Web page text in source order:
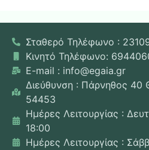
Σταθερό Τηλέφωνο :
Κινητό Τηλέφωνο:
E-mail : info@egaia.gr
Διεύθυνση : Πάρνηθος 40
54453
Ημέρες Λειτουργίας :
18:00
Ημέρες Λειτουργίας :